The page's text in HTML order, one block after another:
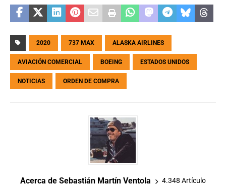
2020 737 MAX ALASKA AIRLINES
AVIACIÓN COMERCIAL BOEING ESTADOS UNIDOS
NOTICIAS ORDEN DE COMPRA
Acerca de Sebastián Martín Ventola 4.348 Artículo